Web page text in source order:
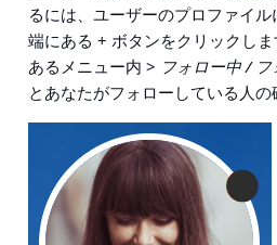
るには、ユーザーのプロファイ
端にある + ボタンをクリックし
あるメニュー内 > フォロー中 /
とあなたがフォローしている人の